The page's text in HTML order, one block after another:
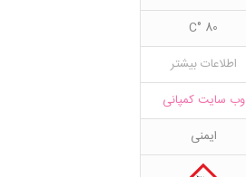
80 °C
اطلاعات بیشتر
وب سایت کمپانی
ایمنی